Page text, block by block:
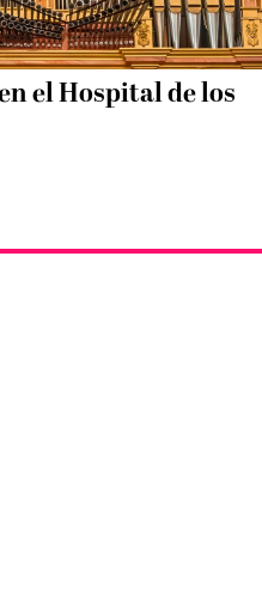
el Hospital de los